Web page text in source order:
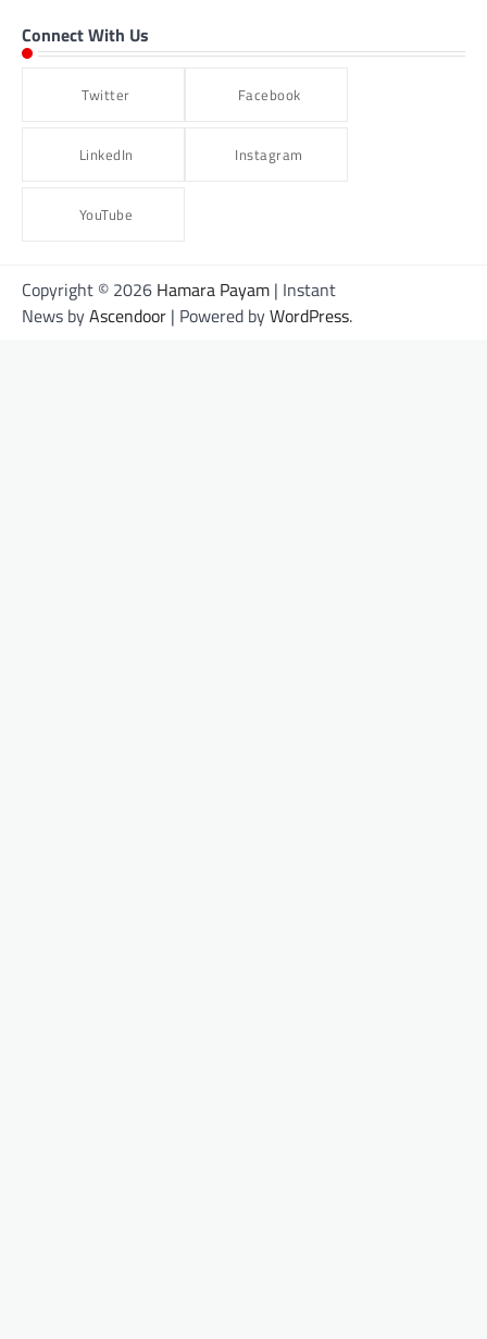
Connect With Us
Twitter Facebook
LinkedIn Instagram
YouTube
Copyright © 2026 Hamara Payam | Instant
News byAscendoor | Powered byWordPress.